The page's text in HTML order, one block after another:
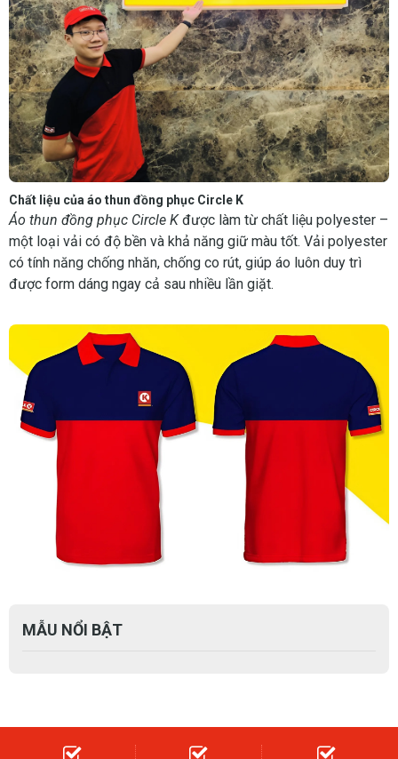
Chất liệu của áo thun đồng phục Circle K
Áo thun đồng phục Circle Kđược làm từ chất liệu polyester –
một loại vải có độ bền và khả năng giữ màu tốt. Vải polyester
có tính năng chống nhăn, chống co rút, giúp áo luôn duy trì
được form dáng ngay cả sau nhiều lần giặt.
MẪU NỔI BẬT